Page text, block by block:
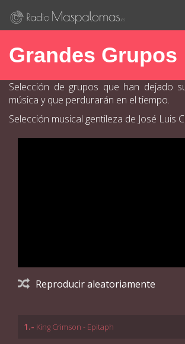
Grandes Grupos
Selección de grupos que han dejado
música y que perdurarán en el tiempo.
Selección musical gentileza de José Luis
Reproducir aleatoriamente
1.- King Crimson - Epitaph